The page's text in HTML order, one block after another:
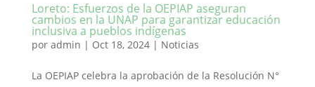
Loreto: Esfuerzos de la OEPIAP aseguran
cambios en la UNAP para garantizar educación
inclusiva a pueblos indígenas
por admin | Oct 18, 2024| Noticias
La OEPIAP celebra la aprobación de la Resolución N°